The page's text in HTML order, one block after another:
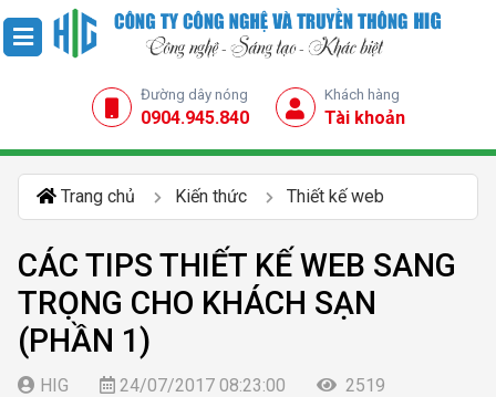
Đường dây nóng
0904.945.840
Khách hàng
Tài khoản
Trang chủ Kiến thức Thiết kế web
CÁC TIPS THIẾT KẾ WEB SANG
TRỌNG CHO KHÁCH SẠN
(PHẦN 1)
HIG 24/07/2017 08:23:00
2519